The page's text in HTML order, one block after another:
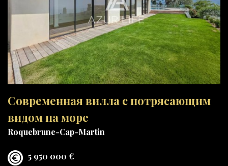
Современная вилла с потрясающим
видом на море
Roquebrune-Cap-Martin
5 950 000 €